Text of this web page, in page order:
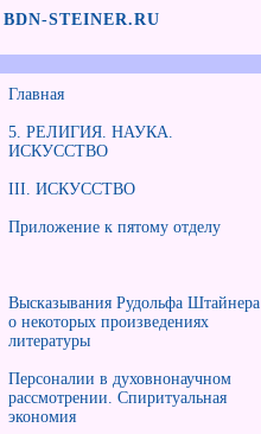
BDN-STEINER.RU
Главная
5. РЕЛИГИЯ. НАУКА.
ИСКУССТВО
III. ИСКУССТВО
Приложение к пятому отделу
Высказывания Рудольфа Штайнера
о некоторых произведениях
литературы
Персоналии в духовнонаучном
рассмотрении. Спиритуальная
экономия